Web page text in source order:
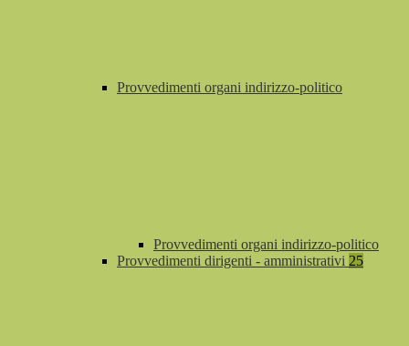
Provvedimenti organi indirizzo-politico
Provvedimenti organi indirizzo-politico
Provvedimenti dirigenti - amministrativi 25